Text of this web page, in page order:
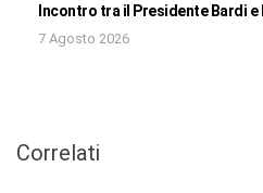
Incontro tra il Presidente Bardi e
7 Agosto 2026
Correlati